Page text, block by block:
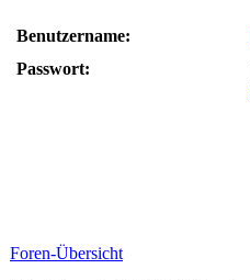
Benutzername:
Passwort:
Foren-Übersicht